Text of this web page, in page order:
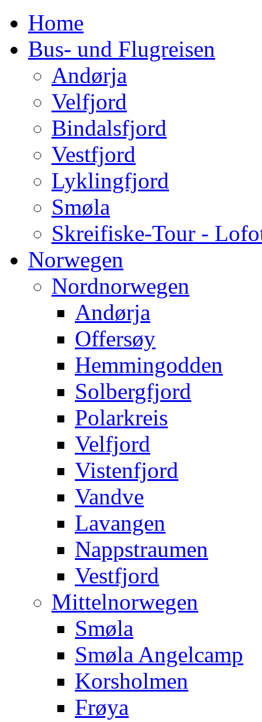
Home
Bus- und Flugreisen
Andørja
Velfjord
Bindalsfjord
Vestfjord
Lyklingfjord
Smøla
Skreifiske-Tour -
Norwegen
Nordnorwegen
Andørja
Offersøy
Hemmingodden
Solbergfjord
Polarkreis
Velfjord
Vistenfjord
Vandve
Lavangen
Nappstraumen
Vestfjord
Mittelnorwegen
Smøla
Smøla Angelcamp
Korsholmen
Frøya